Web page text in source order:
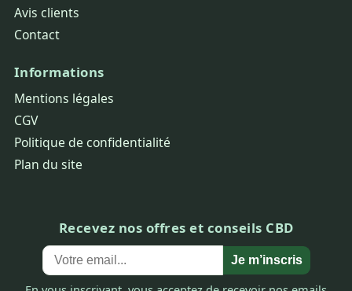
Avis clients
Contact
Informations
Mentions légales
CGV
Politique de confidentialité
Plan du site
Recevez nos offres et conseils CBD
Je m’inscris